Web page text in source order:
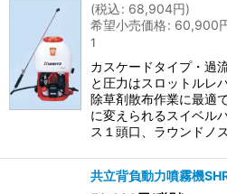
(税込: 68,904円)
希望小売価格: 60,900
1
カスケードタイプ・過
と圧力はスロットルレ
除草剤散布作業に最適
に変えられるスイベル
ス１頭口、ラウンドノ
共立背負動力噴霧機